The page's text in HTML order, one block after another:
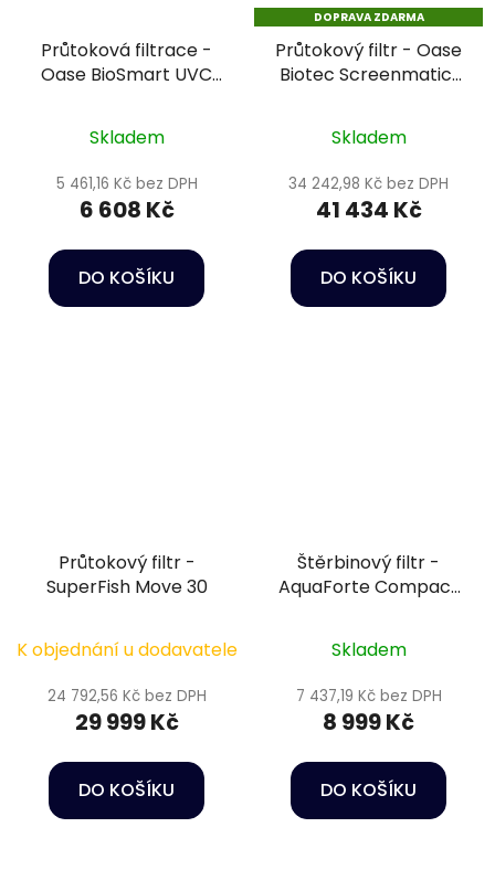
Průtoková filtrace -
Oase BioSmart UVC
Skladem
5 461,16 Kč bez DPH
6 608 Kč
DO KOŠÍKU
DOPRAVA ZDARMA
Průtokový filtr - Oase
Biotec Screenmatic²
Skladem
34 242,98 Kč bez DPH
41 434 Kč
DO KOŠÍKU
Průtokový filtr -
SuperFish Move 30
K objednání u dodavatele
24 792,56 Kč bez DPH
29 999 Kč
DO KOŠÍKU
Štěrbinový filtr -
AquaForte Compact
Skladem
7 437,19 Kč bez DPH
8 999 Kč
DO KOŠÍKU